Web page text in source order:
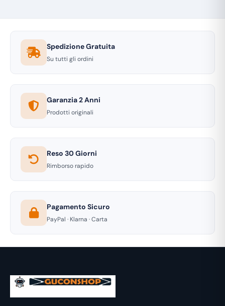
Spedizione Gratuita
Su tutti gli ordini
Garanzia 2 Anni
Prodotti originali
Reso 30 Giorni
Rimborso rapido
Pagamento Sicuro
PayPal · Klarna · Carta